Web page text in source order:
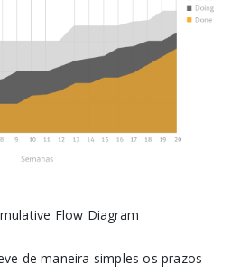
Flow Diagram
de maneira simples os prazos